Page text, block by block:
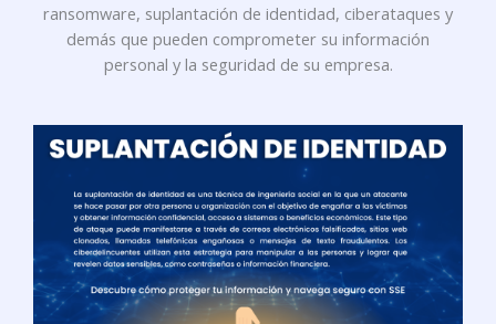
ransomware, suplantación de identidad, ciberataques y
demás que pueden comprometer su información
personal y la seguridad de su empresa.